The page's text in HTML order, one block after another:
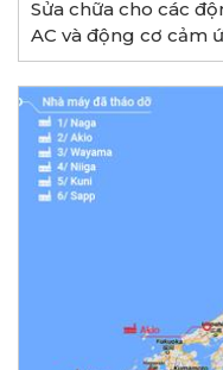
Sửa chữa cho các
AC và động cơ cảm